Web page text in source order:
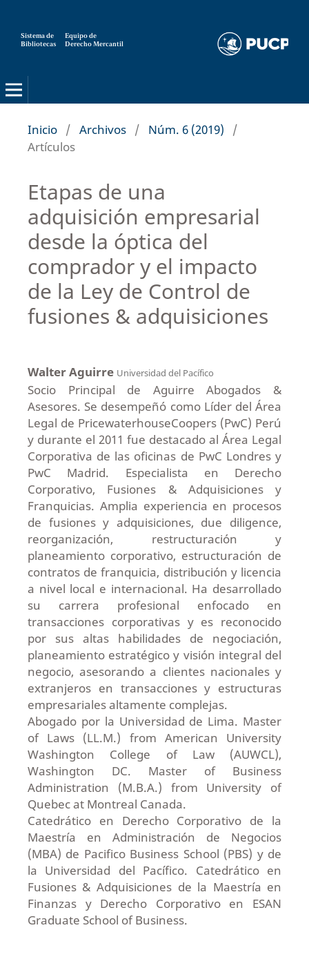
Sistema de
Bibliotecas
Equipo de
Derecho Mercantil
Inicio / Archivos / Núm. 6 (2019)
/
Artículos
Etapas de una
adquisición empresarial
desde la óptica del
comprador y el impacto
de la Ley de Control de
fusiones & adquisiciones
Walter Aguirre Universidad del Pacífico
Socio Principal de Aguirre Abogados &
Asesores. Se desempeñó como Líder del Área
Legal de PricewaterhouseCoopers (PwC) Perú
y durante el 2011 fue destacado al Área Legal
Corporativa de las oficinas de PwC Londres y
PwC Madrid. Especialista en Derecho
Corporativo, Fusiones & Adquisiciones y
Franquicias. Amplia experiencia en procesos
de fusiones y adquisiciones, due diligence,
reorganización, restructuración y
planeamiento corporativo, estructuración de
contratos de franquicia, distribución y licencia
a nivel local e internacional. Ha desarrollado
su carrera profesional enfocado en
transacciones corporativas y es reconocido
por sus altas habilidades de negociación,
planeamiento estratégico y visión integral del
negocio, asesorando a clientes nacionales y
extranjeros en transacciones y estructuras
empresariales altamente complejas.
Abogado por la Universidad de Lima. Master
of Laws (LL.M.) from American University
Washington College of Law (AUWCL),
Washington DC. Master of Business
Administration (M.B.A.) from University of
Quebec at Montreal Canada.
Catedrático en Derecho Corporativo de la
Maestría en Administración de Negocios
(MBA) de Pacifico Business School (PBS) y de
la Universidad del Pacífico. Catedrático en
Fusiones & Adquisiciones de la Maestría en
Finanzas y Derecho Corporativo en ESAN
Graduate School of Business.